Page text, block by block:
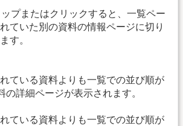
プまたはクリックすると、一覧ペー
ていた別の資料の情報ページに切り
す。
ている資料よりも一覧での並び順が
の詳細ページが表示されます。
ている資料よりも一覧での並び順が